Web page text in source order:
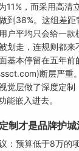
11%，而采用高清
到38%。这组差
户平均只会给一
划走，连规则都
基本停留在五年
断层严重
觉层做了深度定制
能嵌入进去。
制才是品牌护城
：预算低于8万的